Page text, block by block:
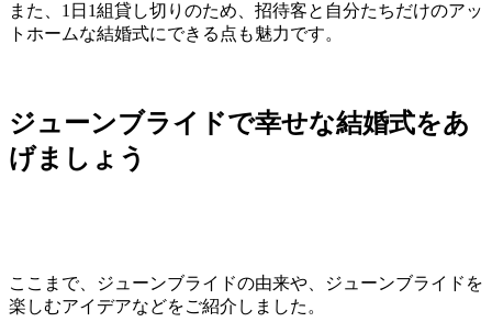
また、1日1組貸し切りのため、招待客と自分たちだけのアッ
トホームな結婚式にできる点も魅力です。
ジューンブライドで幸せな結婚式をあ
げましょう
ここまで、ジューンブライドの由来や、ジューンブライドを
楽しむアイデアなどをご紹介しました。